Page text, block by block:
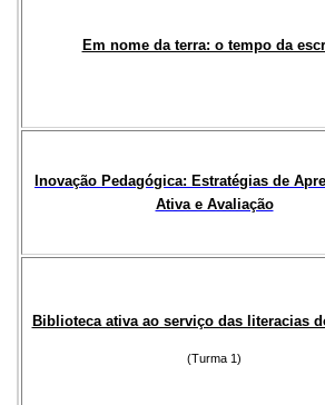
Em nome da terra: o tempo da
Inovação Pedagógica: Estratégias de
Ativa e Avaliação
Biblioteca ativa ao serviço das literacias
(Turma 1)